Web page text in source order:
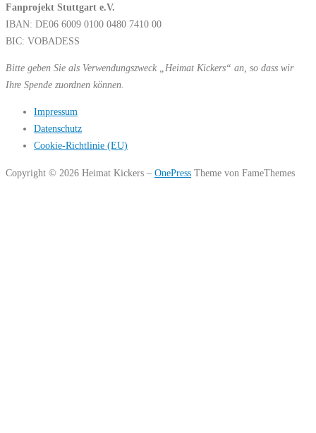
Fanprojekt Stuttgart e.V.
IBAN: DE06 6009 0100 0480 7410 00
BIC: VOBADESS
Bitte geben Sie als Verwendungszweck „Heimat Kickers“ an, so dass wir
Ihre Spende zuordnen können.
Impressum
Datenschutz
Cookie-Richtlinie (EU)
Copyright © 2026 Heimat Kickers – OnePress Theme von FameThemes